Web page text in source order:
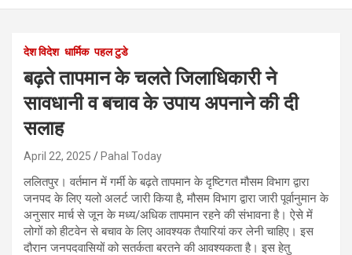
देश विदेश धार्मिक पहल टुडे
बढ़ते तापमान के चलते जिलाधिकारी ने
सावधानी व बचाव के उपाय अपनाने की दी
सलाह
April 22, 2025 Pahal Today
ललितपुर। वर्तमान में गर्मी के बढ़ते तापमान के दृष्टिगत मौसम विभाग द्वारा
जनपद के लिए यलो अलर्ट जारी किया है, मौसम विभाग द्वारा जारी पूर्वानुमान के
अनुसार मार्च से जून के मध्य/अधिक तापमान रहने की संभावना है। ऐसे में
लोगों को हीटवेन से बचाव के लिए आवश्यक तैयारियां कर लेनी चाहिए। इस
दौरान जनपदवासियों को सतर्कता बरतने की आवश्यकता है। इस हेतु